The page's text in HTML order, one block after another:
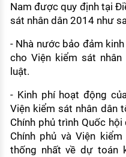
Nam được quy định tại
sát nhân dân 2014 như
- Nhà nước bảo đảm
cho Viện kiểm sát
luật.
- Kinh phí hoạt động
Viện kiểm sát nhân dân
Chính phủ trình Quốc
Chính phủ và Viện
thống nhất về dự toán